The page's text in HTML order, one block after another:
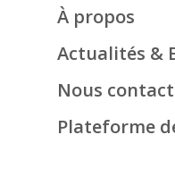
À propos
Actualités &
Nous
Plateforme